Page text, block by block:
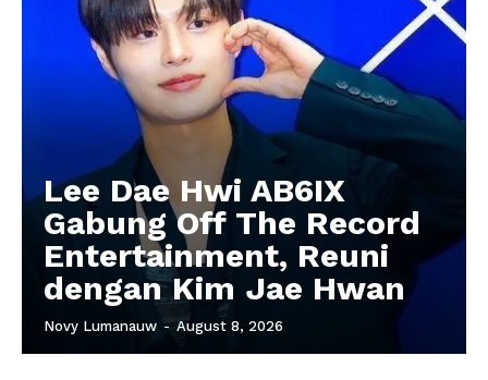
Lee Dae Hwi AB6IX
Gabung Off The Record
Entertainment, Reuni
dengan Kim Jae Hwan
Novy Lumanauw - August 8, 2026